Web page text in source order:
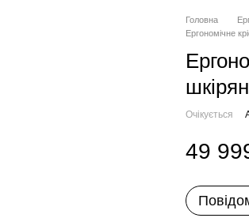
Головна
Ергономічне
Очікується
49